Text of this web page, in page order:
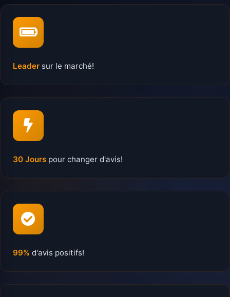
Leader sur le marché!
30 Jours pour changer d'avis!
99% d'avis positifs!